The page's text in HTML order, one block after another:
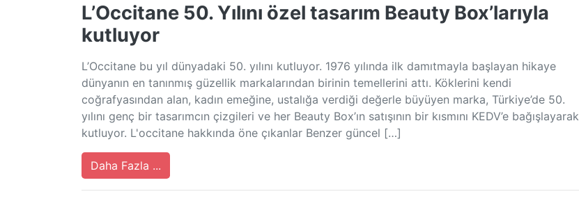
L’Occitane 50. Yılını özel tasarım Beauty Box’larıyla
kutluyor
L’Occitane bu yıl dünyadaki 50. yılını kutluyor. 1976 yılında ilk damıtmayla başlayan hikaye
dünyanın en tanınmış güzellik markalarından birinin temellerini attı. Köklerini kendi
coğrafyasından alan, kadın emeğine, ustalığa verdiği değerle büyüyen marka, Türkiye’de 50.
yılını genç bir tasarımcın çizgileri ve her Beauty Box’ın satışının bir kısmını KEDV’e bağışlayarak
kutluyor. L'occitane hakkında öne çıkanlar Benzer güncel […]
Daha Fazla ...